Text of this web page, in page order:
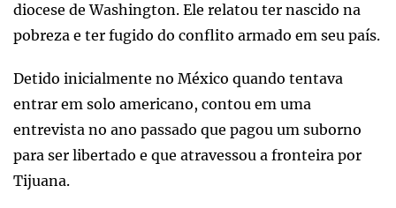
diocese de Washington. Ele relatou ter nascido na
pobreza e ter fugido do conflito armado em seu país.
Detido inicialmente no México quando tentava
entrar em solo americano, contou em uma
entrevista no ano passado que pagou um suborno
para ser libertado e que atravessou a fronteira por
Tijuana.